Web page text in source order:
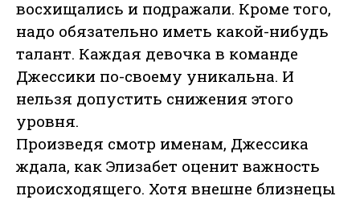
восхищались и подражали. Кроме того,
надо обязательно иметь какой-нибудь
талант. Каждая девочка в команде
Джессики по-своему уникальна. И
нельзя допустить снижения этого
уровня.
Произведя смотр именам, Джессика
ждала, как Элизабет оценит важность
происходящего. Хотя внешне близнецы